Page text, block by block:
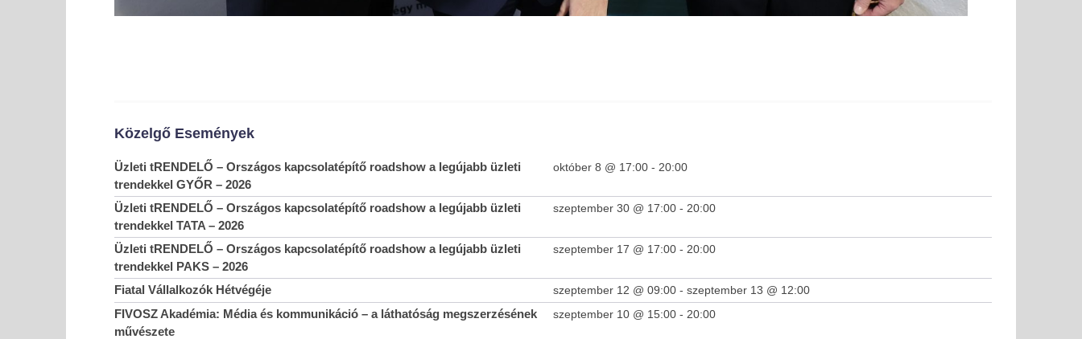
Közelgő Események
Üzleti tRENDELŐ – Országos kapcsolatépítő roadshow a legújabb üzleti
trendekkel GYŐR – 2026
október 8 @ 17:00- 20:00
Üzleti tRENDELŐ – Országos kapcsolatépítő roadshow a legújabb üzleti
trendekkel TATA – 2026
szeptember 30 @ 17:00- 20:00
Üzleti tRENDELŐ – Országos kapcsolatépítő roadshow a legújabb üzleti
trendekkel PAKS – 2026
szeptember 17 @ 17:00- 20:00
Fiatal Vállalkozók Hétvégéje szeptember 12 @ 09:00- szeptember 13 @ 12:00
FIVOSZ Akadémia: Média és kommunikáció – a láthatóság megszerzésének
művészete
szeptember 10 @ 15:00- 20:00